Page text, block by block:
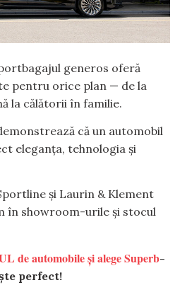
generos oferă
pentru orice plan — de la
la călătorii în familie.
că un automobil
eleganța, tehnologia și
și Laurin & Klement
în showroom-urile și stocul
de automobile și alege Superb-
perfect!